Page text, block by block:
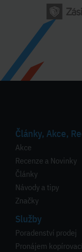
Články, Akce,
Akce
Recenze a Novinky
Články
Návody a tipy
Značky
Služby
Poradenství prodej
Pronájem